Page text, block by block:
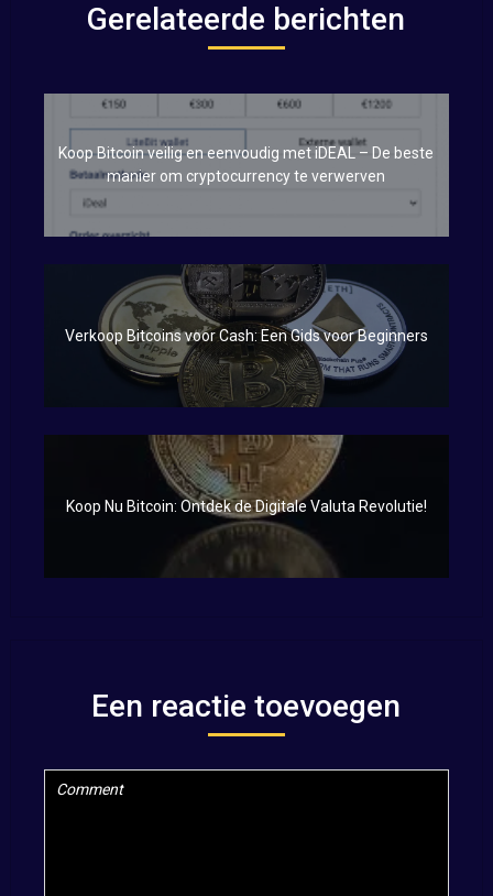
Gerelateerde berichten
Koop Bitcoin veilig en eenvoudig met iDEAL – De beste
manier om cryptocurrency te verwerven
Verkoop Bitcoins voor Cash: Een Gids voor Beginners
Koop Nu Bitcoin: Ontdek de Digitale Valuta Revolutie!
Een reactie toevoegen